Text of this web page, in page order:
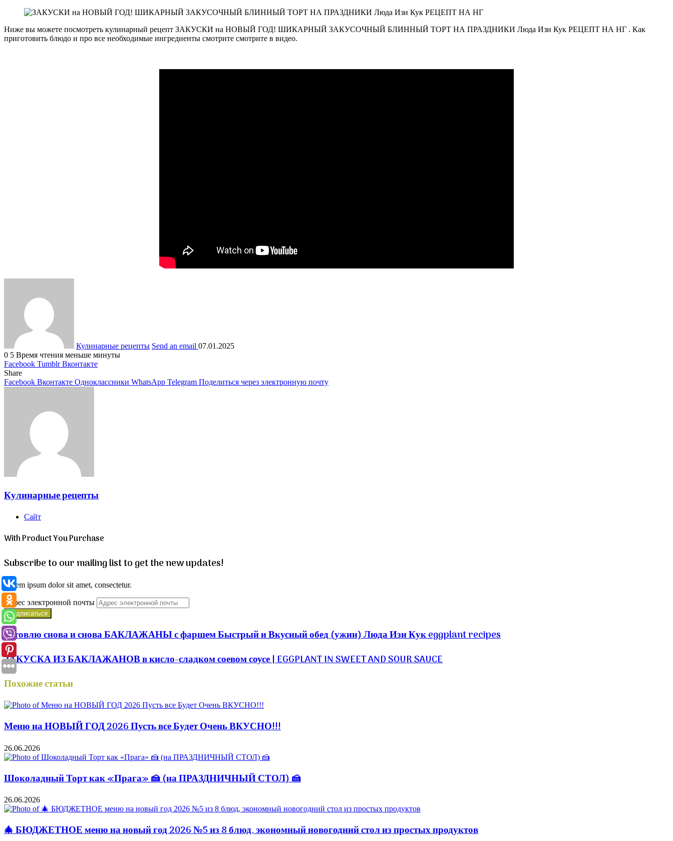
Ниже вы можете посмотреть кулинарный рецепт ЗАКУСКИ на НОВЫЙ ГОД! ШИКАРНЫЙ ЗАКУСОЧНЫЙ БЛИННЫЙ ТОРТ НА ПРАЗДНИКИ Люда Изи Кук РЕЦЕПТ НА НГ . Как
приготовить блюдо и про все необходимые ингредиенты смотрите смотрите в видео.
Кулинарные рецепты Send an email 07.01.2025
0 5 Время чтения меньше минуты
Facebook Tumblr Вконтакте
Share
Facebook Вконтакте Одноклассники WhatsApp Telegram Поделиться через электронную почту
Кулинарные рецепты
Сайт
With Product You Purchase
Subscribe to our mailing list to get the new updates!
Lorem ipsum dolor sit amet, consectetur.
Адрес электронной почты
Готовлю снова и снова БАКЛАЖАНЫ с фаршем Быстрый и Вкусный обед (ужин) Люда Изи Кук eggplant recipes
ЗАКУСКА ИЗ БАКЛАЖАНОВ в кисло-сладком соевом соусе | EGGPLANT IN SWEET AND SOUR SAUCE
Похожие статьи
Меню на НОВЫЙ ГОД 2026 Пусть все Будет Очень ВКУСНО!!!
26.06.2026
Шоколадный Торт как «Прага» 🍰 (на ПРАЗДНИЧНЫЙ СТОЛ) 🍰
26.06.2026
🎄 БЮДЖЕТНОЕ меню на новый год 2026 №5 из 8 блюд, экономный новогодний стол из простых продуктов